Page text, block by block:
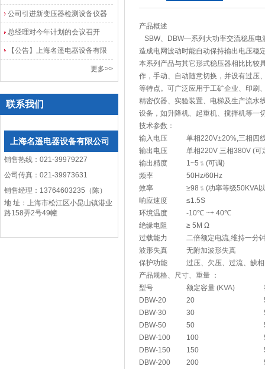
公司引进新变压器检测设备仪器
总经理对今年计划的会议召开
【公告】上海名遥电器设备有限
更多>>
联系我们
上海名遥电器设备有限公司
销售热线：021-39979227
公司传真：021-39973631
销售经理：13764603235（陈）
地 址：上海市松江区小昆山镇港业
路158弄2号49幢
产品概述
SBW、DBW—系列大功率交流稳压电
造成电网波动时能自动保持输出电压稳
本系列产品与其它形式稳压器相比比较
作，手动、自动随意切换，并设有过压
等特点。可广泛应用于工矿企业、印刷
精密仪器、实验装置、电梯及生产流水
设备，如升降机、起重机、搅拌机等一
技术参数：
输入电压
单相220V±20%,三相四
输出电压
单相220V 三相380V (
输出精度
1~5﹪(可调)
频率
50Hz/60Hz
效率
≥98﹪(功率等级50KVA
响应速度
≤1.5S
环境温度
-10℃ ~+ 40℃
绝缘电阻
≥ 5M Ω
过载能力
二倍额定电流,维持一分
波形失真
无附加波形失真
保护功能
过压、欠压、过流、缺
产品规格、尺寸、重量 ：
型号
额定容量 (KVA)
DBW-20
20
DBW-30
30
DBW-50
50
DBW-100
100
DBW-150
150
DBW-200
200